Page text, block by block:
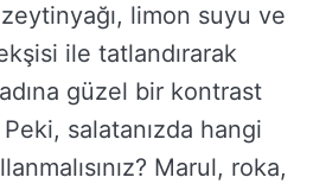
zeytinyağı, limon suyu ve
ile tatlandırarak
güzel bir kontrast
salatanızda hangi
Marul, roka,